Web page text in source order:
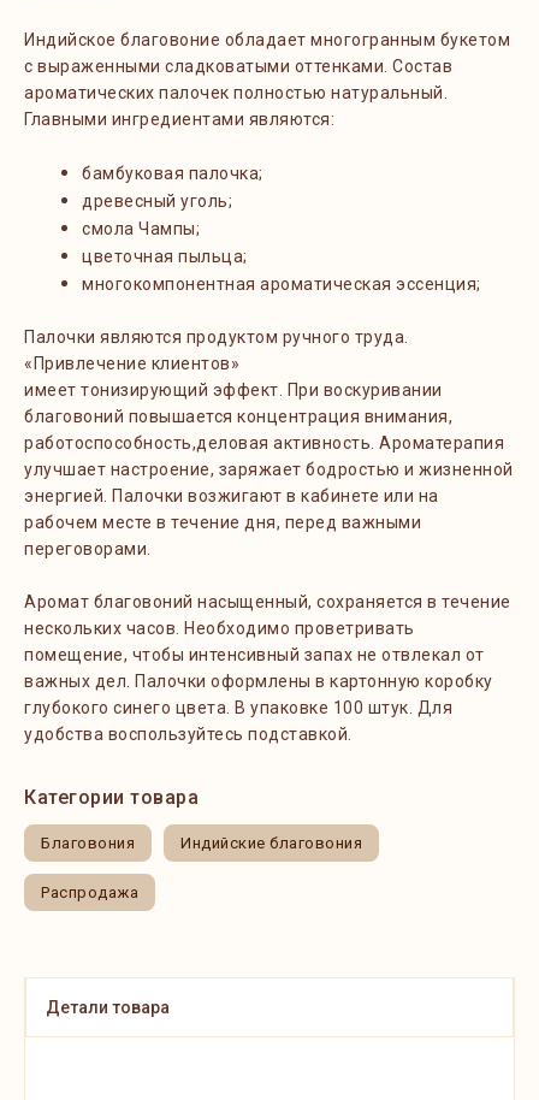
Индийское благовоние обладает многогранным букетом
с выраженными сладковатыми оттенками. Состав
ароматических палочек полностью натуральный.
Главными ингредиентами являются:
бамбуковая палочка;
древесный уголь;
смола Чампы;
цветочная пыльца;
многокомпонентная ароматическая эссенция;
Палочки являются продуктом ручного труда.
«Привлечение клиентов»
имеет тонизирующий эффект. При воскуривании
благовоний повышается концентрация внимания,
работоспособность,деловая активность. Ароматерапия
улучшает настроение, заряжает бодростью и жизненной
энергией. Палочки возжигают в кабинете или на
рабочем месте в течение дня, перед важными
переговорами.
Аромат благовоний насыщенный, сохраняется в течение
нескольких часов. Необходимо проветривать
помещение, чтобы интенсивный запах не отвлекал от
важных дел. Палочки оформлены в картонную коробку
глубокого синего цвета. В упаковке 100 штук. Для
удобства воспользуйтесь подставкой.
Категории товара
Благовония Индийские благовония
Распродажа
Детали товара